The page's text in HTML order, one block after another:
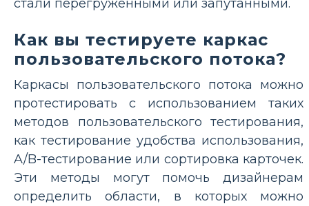
стали перегруженными или запутанными.
Как вы тестируете каркас
пользовательского потока?
Каркасы пользовательского потока можно
протестировать с использованием таких
методов пользовательского тестирования,
как тестирование удобства использования,
A/B-тестирование или сортировка карточек.
Эти методы могут помочь дизайнерам
определить области, в которых можно